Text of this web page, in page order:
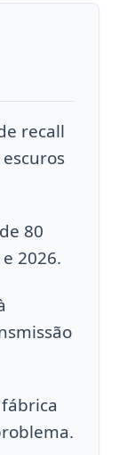
recall
80
2026.